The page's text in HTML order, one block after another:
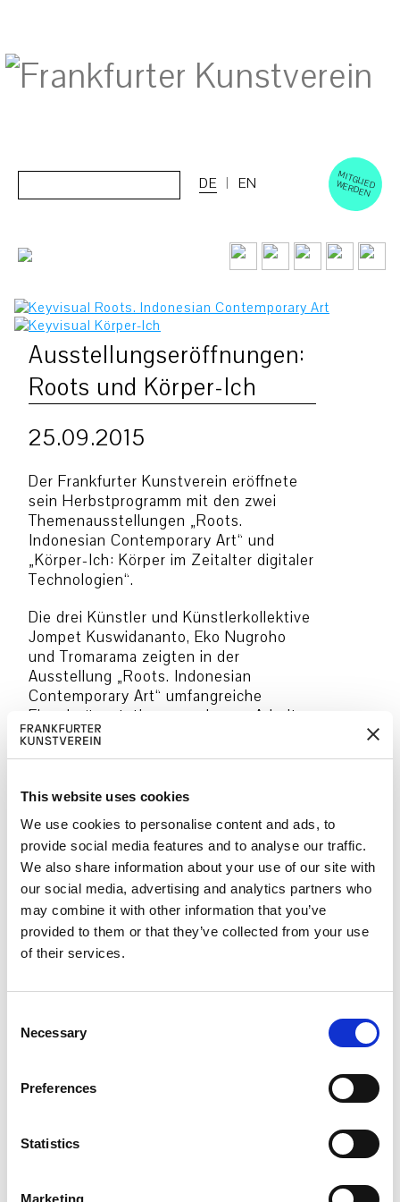
This website uses cookies
We use cookies to personalise content and ads, to
provide social media features and to analyse our traffic.
We also share information about your use of our site with
our social media, advertising and analytics partners who
may combine it with other information that you’ve
provided to them or that they’ve collected from your use
of their services.
Necessary
Preferences
Statistics
Marketing
M
ITGLIED W
ERD
EN
DE EN
Ausstellungseröffnungen:
Roots und Körper-Ich
25.09.2015
Der Frankfurter Kunstverein eröffnete
sein Herbstprogramm mit den zwei
Themenausstellungen „Roots.
Indonesian Contemporary Art“ und
„Körper-Ich: Körper im Zeitalter digitaler
Technologien“.
Die drei Künstler und Künstlerkollektive
Jompet Kuswidananto, Eko Nugroho
und Tromarama zeigten in der
Ausstellung „Roots. Indonesian
Contemporary Art“ umfangreiche
Einzelpräsentationen und neue Arbeiten
in den Innenräumen des Frankfurter
Kunstvereins. Joko Avianto bespielte
Bambusinstallation. Die Ausstellung
fiand anlässlich des Ehrengastauftritts
von Indonesien zur Frankfurter
Buchmesse 2015 statt und war eine
Koproduktion mit der National Gallery of
Indonesia in Jakarta, unter
Schirmherrschaft des Ministerium für
Bildung und Kultur der Republik
Indonesien.
Die Ausstellung „Körper-Ich: Der Körper
zeigte Arbeiten der Künstler Yuri
menschlichen Körper, dessen
digitalen und technologisierten